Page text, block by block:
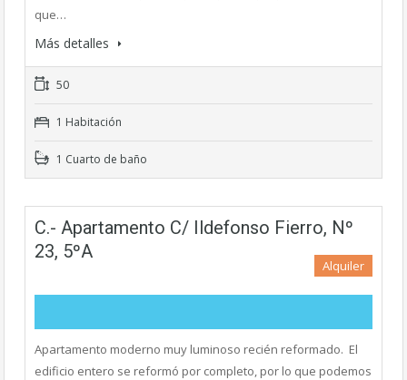
que…
Más detalles
50
1 Habitación
1 Cuarto de baño
C.- Apartamento C/ Ildefonso Fierro, Nº
23, 5ºA
Alquiler
Apartamento moderno muy luminoso recién reformado. El
edificio entero se reformó por completo, por lo que podemos